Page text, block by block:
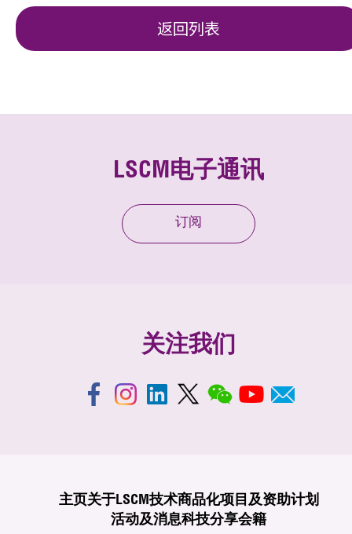
返回列表
LSCM电子通讯
订阅
关注我们
主页关于LSCM技术商品化项目及资助计划
活动及消息科技分享会籍